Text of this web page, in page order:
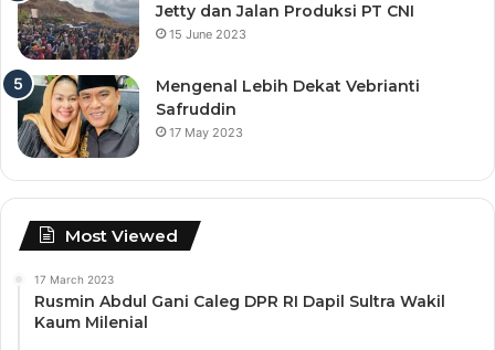
Jetty dan Jalan Produksi PT CNI
15 June 2023
Mengenal Lebih Dekat Vebrianti
Safruddin
17 May 2023
Most Viewed
17 March 2023
Rusmin Abdul Gani Caleg DPR RI Dapil Sultra Wakil
Kaum Milenial